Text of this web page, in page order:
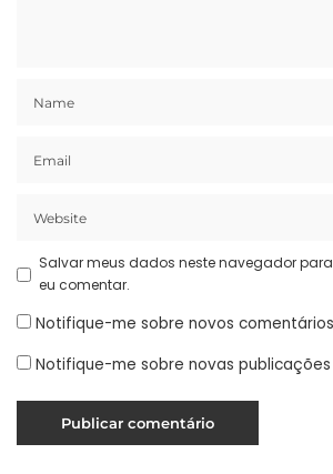
Salvar meus dados neste navegador
eu comentar.
Notifique-me sobre novos
Notifique-me sobre novas